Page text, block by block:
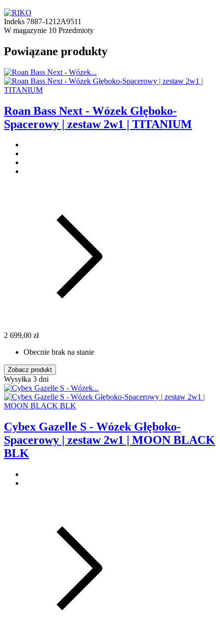
Indeks 7887-1212A9511
W magazynie 10 Przedmioty
Powiązane produkty
Roan Bass Next - Wózek Głęboko-
Spacerowy | zestaw 2w1 | TITANIUM
2 699,00 zł
Obecnie brak na stanie
Zobacz produkt
Wysyłka 3 dni
Cybex Gazelle S - Wózek Głęboko-
Spacerowy | zestaw 2w1 | MOON BLACK
BLK